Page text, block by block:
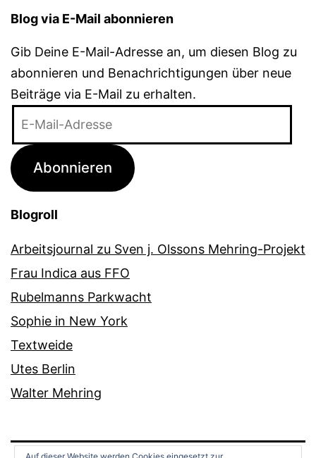
Blog via E-Mail abonnieren
Gib Deine E-Mail-Adresse an, um diesen Blog zu
abonnieren und Benachrichtigungen über neue
Beiträge via E-Mail zu erhalten.
Adresse
Abonnieren
Blogroll
Arbeitsjournal zu Sven j. Olssons Mehring-Projekt
Frau Indica aus FFO
Rubelmanns Parkwacht
Sophie in New York
Textweide
Utes Berlin
Walter Mehring